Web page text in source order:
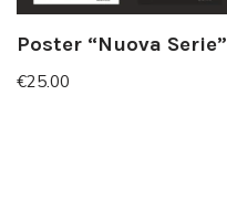
Poster “Nuova Serie”
€25.00